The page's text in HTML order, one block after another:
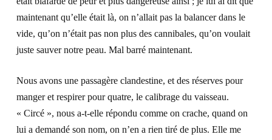
maintenant qu’elle était là, on n’allait pas la balancer dans le
vide, qu’on n’était pas non plus des cannibales, qu’on voulait
juste sauver notre peau. Mal barré maintenant.
Nous avons une passagère clandestine, et des réserves pour
manger et respirer pour quatre, le calibrage du vaisseau.
« Circé », nous a-t-elle répondu comme on crache, quand on
lui a demandé son nom, on n’en a rien tiré de plus. Elle me